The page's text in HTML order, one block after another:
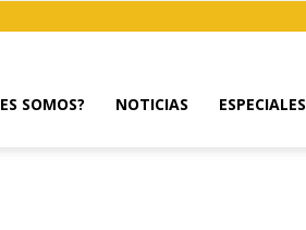
SOMOS? NOTICIAS ESPECIALES